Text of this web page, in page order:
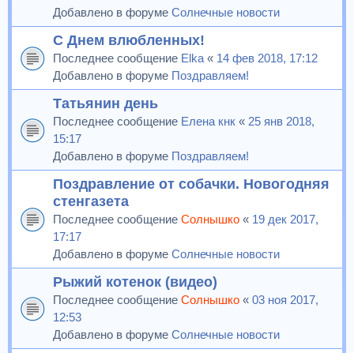
Добавлено в форуме Солнечные новости
С Днем влюбленных!
Последнее сообщение Elka « 14 фев 2018, 17:12
Добавлено в форуме Поздравляем!
Татьянин день
Последнее сообщение Елена кнк « 25 янв 2018,
15:17
Добавлено в форуме Поздравляем!
Поздравление от собачки. Новогодняя
стенгазета
Последнее сообщение Солнышко « 19 дек 2017,
17:17
Добавлено в форуме Солнечные новости
Рыжий котенок (видео)
Последнее сообщение Солнышко « 03 ноя 2017,
12:53
Добавлено в форуме Солнечные новости